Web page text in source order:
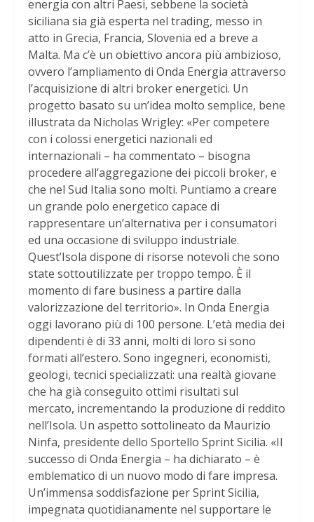
energia con altri Paesi, sebbene la società
siciliana sia già esperta nel trading, messo in
atto in Grecia, Francia, Slovenia ed a breve a
Malta. Ma c’è un obiettivo ancora più ambizioso,
ovvero l’ampliamento di Onda Energia attraverso
l’acquisizione di altri broker energetici. Un
progetto basato su un’idea molto semplice, bene
illustrata da Nicholas Wrigley: «Per competere
con i colossi energetici nazionali ed
internazionali – ha commentato – bisogna
procedere all’aggregazione dei piccoli broker, e
che nel Sud Italia sono molti. Puntiamo a creare
un grande polo energetico capace di
rappresentare un’alternativa per i consumatori
ed una occasione di sviluppo industriale.
Quest’Isola dispone di risorse notevoli che sono
state sottoutilizzate per troppo tempo. È il
momento di fare business a partire dalla
valorizzazione del territorio». In Onda Energia
oggi lavorano più di 100 persone. L’età media dei
dipendenti è di 33 anni, molti di loro si sono
formati all’estero. Sono ingegneri, economisti,
geologi, tecnici specializzati: una realtà giovane
che ha già conseguito ottimi risultati sul
mercato, incrementando la produzione di reddito
nell’Isola. Un aspetto sottolineato da Maurizio
Ninfa, presidente dello Sportello Sprint Sicilia. «Il
successo di Onda Energia – ha dichiarato – è
emblematico di un nuovo modo di fare impresa.
Un’immensa soddisfazione per Sprint Sicilia,
impegnata quotidianamente nel supportare le